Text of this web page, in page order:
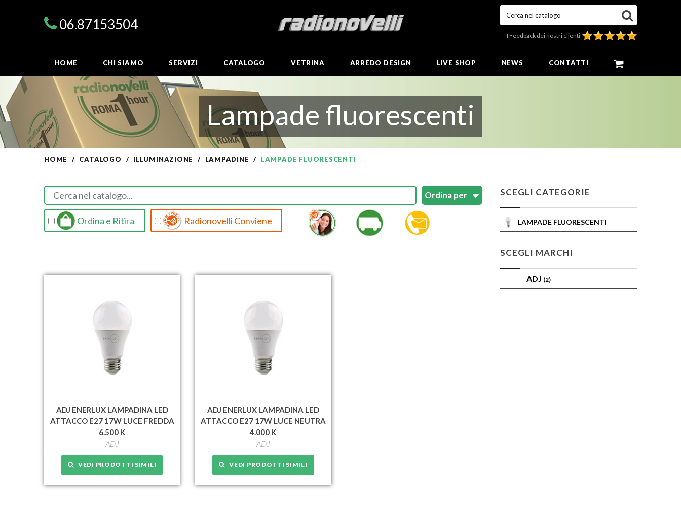
06.87153504
Cerca nel catalogo
I Feedback dei nostri clienti
HOME CHI SIAMO SERVIZI CATALOGO VETRINA ARREDO DESIGN LIVE SHOP NEWS CONTATTI
Lampade fluorescenti
HOME CATALOGO ILLUMINAZIONE LAMPADINE LAMPADE FLUORESCENTI
SCEGLI CATEGORIE
LAMPADE FLUORESCENTI
SCEGLI MARCHI
ADJ (2)
Ordina e Ritira Radionovelli Conviene
ADJ ENERLUX LAMPADINA LED
ATTACCO E27 17W LUCE FREDDA
6.500 K
ADJ
VEDI PRODOTTI SIMILI
ADJ ENERLUX LAMPADINA LED
ATTACCO E27 17W LUCE NEUTRA
4.000 K
ADJ
VEDI PRODOTTI SIMILI